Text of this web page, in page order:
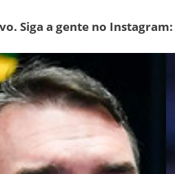
Siga a gente no Instagram: